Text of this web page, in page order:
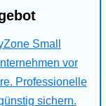
Small
vor
Professionelle
sichern.